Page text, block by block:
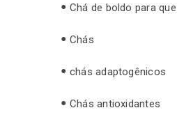
Chá de boldo para
Chás
chás adaptogênicos
Chás antioxidantes